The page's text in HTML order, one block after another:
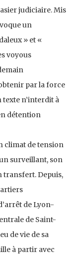
judiciaire. Mis
un
» et «
voyous
par la force
n’interdit à
détention
climat de tension
surveillant, son
transfert. Depuis,
de Lyon-
de Saint-
de vie de sa
à partir avec